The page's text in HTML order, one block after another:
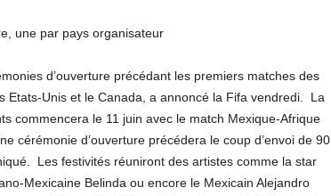
une par pays organisateur
d’ouverture précédant les premiers matches des
Etats-Unis et le Canada, a annoncé la Fifa vendredi. La
commencera le 11 juin avec le match Mexique-Afrique
cérémonie d’ouverture précédera le coup d’envoi de 90
Les festivités réuniront des artistes comme la star
Mexicaine Belinda ou encore le Mexicain Alejandro